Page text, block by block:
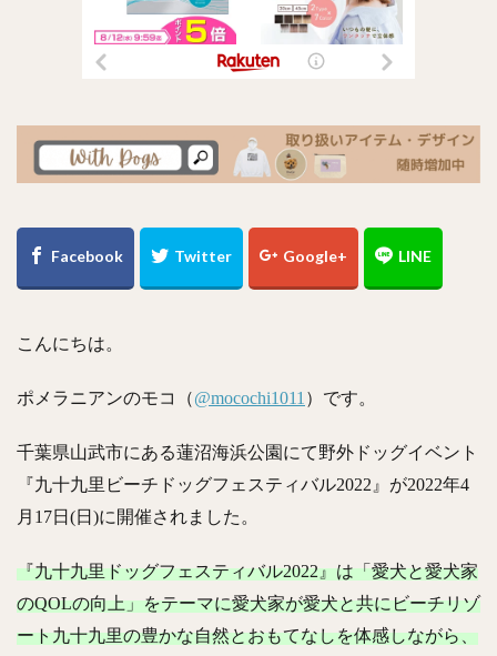
こんにちは。
ポメラニアンのモコ（@mocochi1011 ）です。
千葉県山武市にある蓮沼海浜公園にて野外ドッグイベント
『九十九里ビーチドッグフェスティバル2022』が2022年4
月17日(日)に開催されました。
『九十九里ドッグフェスティバル2022』は「愛犬と愛犬家
のQOLの向上」をテーマに愛犬家が愛犬と共にビーチリゾ
ート九十九里の豊かな自然とおもてなしを体感しながら、